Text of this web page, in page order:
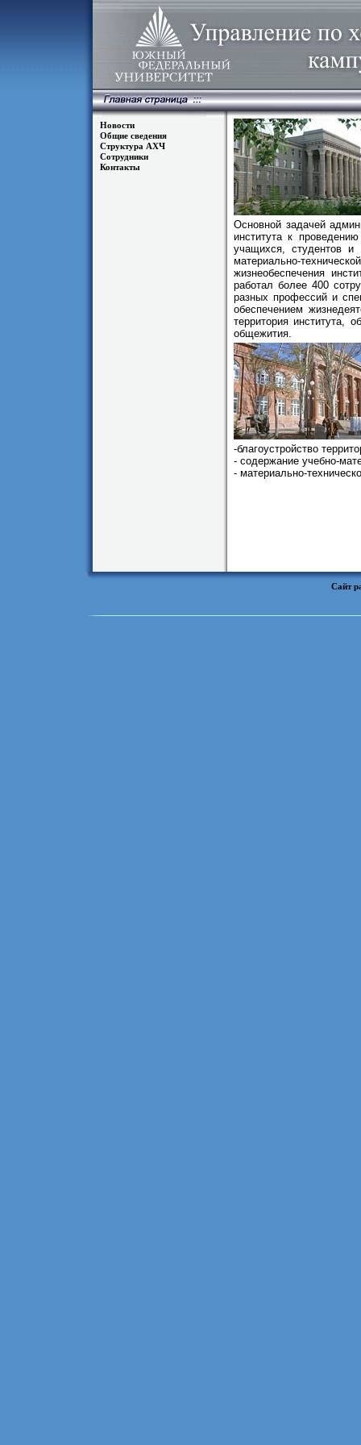
Новости
Общие сведения
Структура АХЧ
Сотрудники
Контакты
Основной задачей
института к
учащихся, студентов и
материально-
жизнеобеспечения
работал более 400
разных профессий и
обеспечением
территория института,
общежития.
-благоустройство
- содержание учебно-
- материально-
Сайт